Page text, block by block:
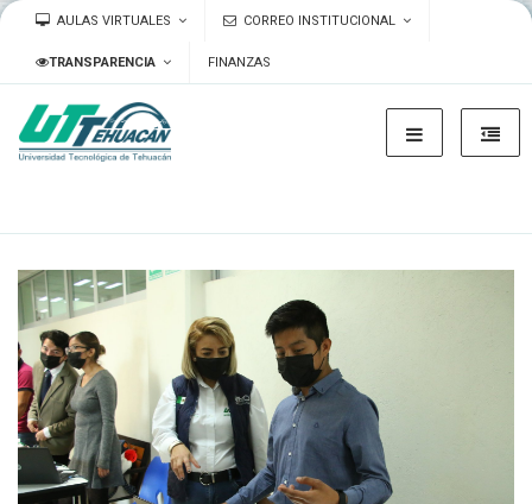
AULAS VIRTUALES CORREO INSTITUCIONAL
TRANSPARENCIA FINANZAS